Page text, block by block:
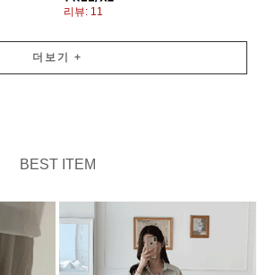
리뷰: 11
더보기 +
BEST ITEM